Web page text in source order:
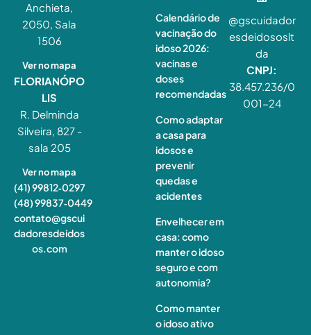
Anchieta,
2050, Sala
1506
Ver no mapa
FLORIANÓPO
LIS
R. Delminda
Silveira, 827 -
sala 205
Ver no mapa
(41) 99812‑0297
(48) 99837‑0449
contato@gscui
dadoresdeidos
os.com
Calendário de
vacinação do
idoso 2026:
vacinas e
doses
recomendadas
Como adaptar
a casa para
idosos e
prevenir
quedas e
acidentes
Envelhecer em
casa: como
manter o idoso
seguro e com
autonomia?
Como manter
o idoso ativo
@gscuidador
esdeidososlt
da
CNPJ:
38.457.236/0
001-24